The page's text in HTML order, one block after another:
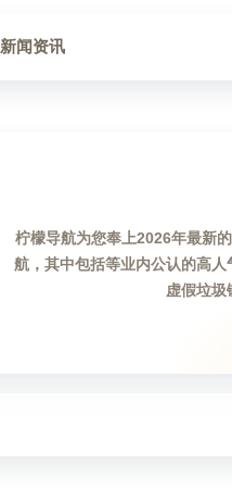
新闻资讯
柠檬导航为您奉上2026年最新
航，其中包括等业内公认的高
虚假垃圾